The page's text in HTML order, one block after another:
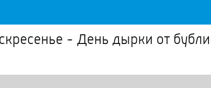
- День дырки от